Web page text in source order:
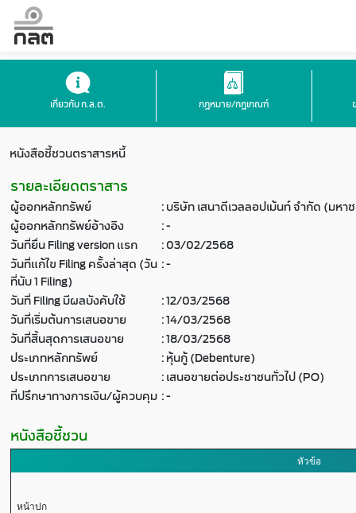
เกี่ยวกับ ก.ล.ต. กฎหมาย/กฎเกณฑ์
หนังสือชี้ชวนตราสารหนี้
รายละเอียดตราสาร
ผู้ออกหลักทรัพย์ :บริษัท เสนาดีเวลลอปเม้นท์ จำกัด (มหา
ผู้ออกหลักทรัพย์อ้างอิง
:-
วันที่ยื่น Filing version แรก
:03/02/2568
วันที่แก้ไข Filing ครั้งล่าสุด (วัน
ที่นับ 1 Filing)
:-
วันที่ Filing มีผลบังคับใช้
:12/03/2568
วันที่เริ่มต้นการเสนอขาย
:14/03/2568
วันที่สิ้นสุดการเสนอขาย
:18/03/2568
ประเภทหลักทรัพย์
:หุ้นกู้ (Debenture)
ประเภทการเสนอขาย
:เสนอขายต่อประชาชนทั่วไป (PO)
ที่ปรึกษาทางการเงิน/ผู้ควบคุม :-
หนังสือชี้ชวน
หัวข้อ
หน้าปก